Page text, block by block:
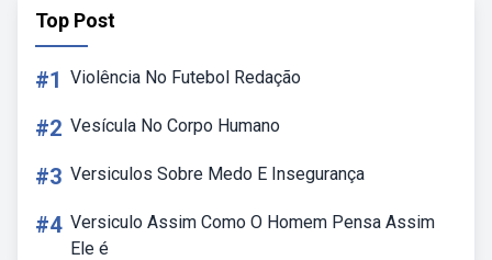
Top Post
#1 Violência No Futebol Redação
#2 Vesícula No Corpo Humano
#3 Versiculos Sobre Medo E Insegurança
#4 Versiculo Assim Como O Homem Pensa Assim
Ele é